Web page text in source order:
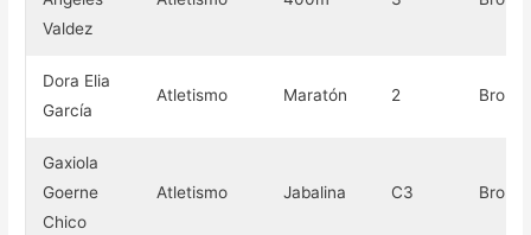
Valdez
Dora Elia
García
Atletismo Maratón 2
Gaxiola
Goerne
Chico
Atletismo Jabalina C3